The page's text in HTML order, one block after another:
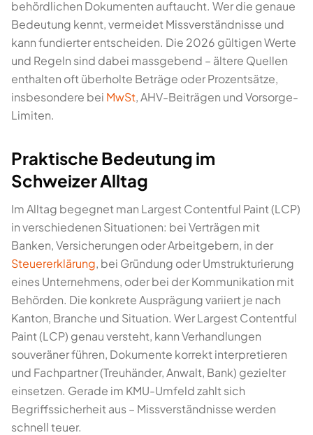
behördlichen Dokumenten auftaucht. Wer die genaue
Bedeutung kennt, vermeidet Missverständnisse und
kann fundierter entscheiden. Die 2026 gültigen Werte
und Regeln sind dabei massgebend – ältere Quellen
enthalten oft überholte Beträge oder Prozentsätze,
insbesondere bei MwSt, AHV-Beiträgen und Vorsorge-
Limiten.
Praktische Bedeutung im
Schweizer Alltag
Im Alltag begegnet man Largest Contentful Paint (LCP)
in verschiedenen Situationen: bei Verträgen mit
Banken, Versicherungen oder Arbeitgebern, in der
Steuererklärung, bei Gründung oder Umstrukturierung
eines Unternehmens, oder bei der Kommunikation mit
Behörden. Die konkrete Ausprägung variiert je nach
Kanton, Branche und Situation. Wer Largest Contentful
Paint (LCP) genau versteht, kann Verhandlungen
souveräner führen, Dokumente korrekt interpretieren
und Fachpartner (Treuhänder, Anwalt, Bank) gezielter
einsetzen. Gerade im KMU-Umfeld zahlt sich
Begriffssicherheit aus – Missverständnisse werden
schnell teuer.